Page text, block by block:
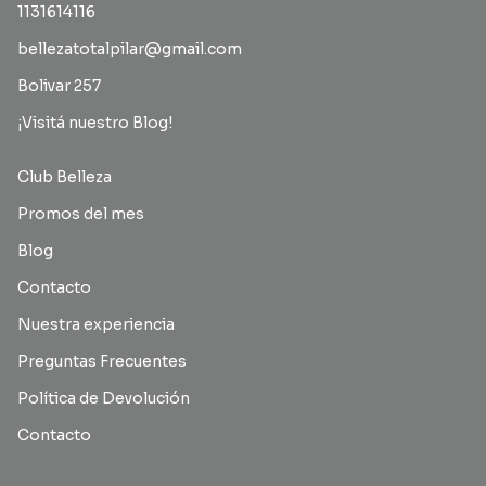
1131614116
bellezatotalpilar@gmail.com
Bolivar 257
¡Visitá nuestro Blog!
Club Belleza
Promos del mes
Blog
Contacto
Nuestra experiencia
Preguntas Frecuentes
Política de Devolución
Contacto